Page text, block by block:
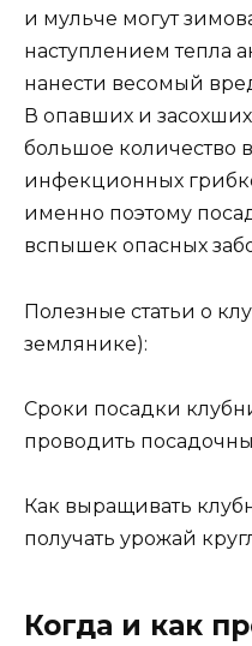
и мульче могут
наступлением тепла
нанести весомый
В опавших и
большое количество
инфекционных
именно поэтому
вспышек опасных
Полезные статьи о
землянике):
Сроки посадки
проводить
Как выращивать
получать урожай
Когда и как